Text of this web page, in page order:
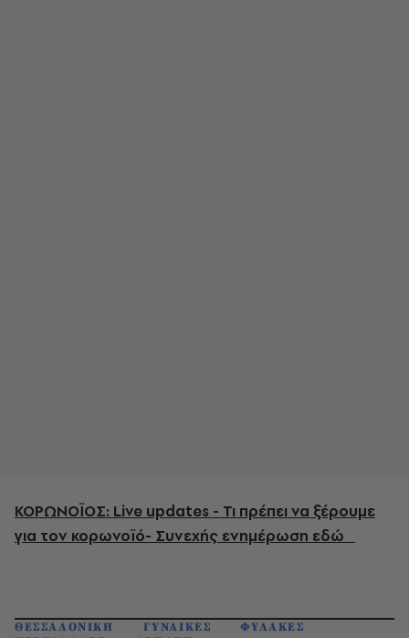
ΚΟΡΩΝΟΪΟΣ: Live updates - Τι πρέπει να ξέρουμε
για τον κορωνοϊό- Συνεχής ενημέρωση εδώ
ΘΕΣΣΑΛΟΝΙΚΗ ΓΥΝΑΙΚΕΣ
ΦΥΛΑΚΕΣ